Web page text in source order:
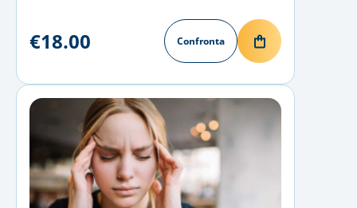
€18.00 Confronta